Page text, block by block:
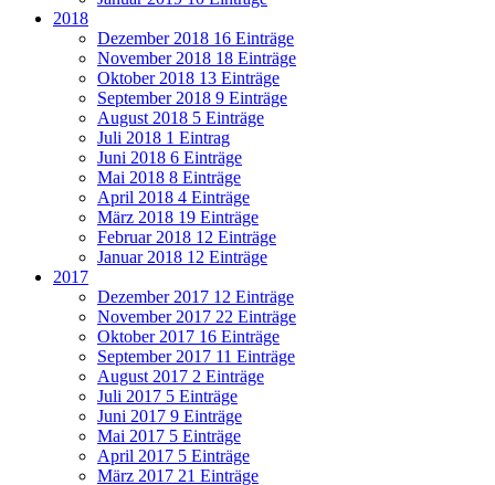
2018
Dezember 2018 16 Einträge
November 2018 18 Einträge
Oktober 2018 13 Einträge
September 2018 9 Einträge
August 2018 5 Einträge
Juli 2018 1 Eintrag
Juni 2018 6 Einträge
Mai 2018 8 Einträge
April 2018 4 Einträge
März 2018 19 Einträge
Februar 2018 12 Einträge
Januar 2018 12 Einträge
2017
Dezember 2017 12 Einträge
November 2017 22 Einträge
Oktober 2017 16 Einträge
September 2017 11 Einträge
August 2017 2 Einträge
Juli 2017 5 Einträge
Juni 2017 9 Einträge
Mai 2017 5 Einträge
April 2017 5 Einträge
März 2017 21 Einträge